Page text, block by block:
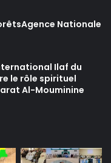
Nationale
Ilaf du
le rôle spirituel
Al-Mouminine